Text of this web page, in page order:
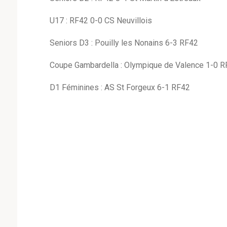
U17 : RF42 0-0 CS Neuvillois
Seniors D3 : Pouilly les Nonains 6-3 RF42
Coupe Gambardella : Olympique de Valence 1-0
D1 Féminines : AS St Forgeux 6-1 RF42